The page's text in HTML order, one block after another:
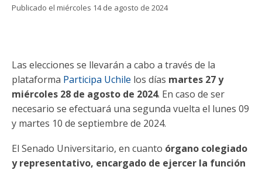
Estudiantes
Académicas/os
Publicado el miércoles 14 de agosto de 2024
Las elecciones se llevarán a cabo a través de la
plataforma Participa Uchile los días martes 27 y
miércoles 28 de agosto de 2024. En caso de ser
necesario se efectuará una segunda vuelta el lunes 09
y martes 10 de septiembre de 2024.
El Senado Universitario, en cuanto órgano colegiado
y representativo, encargado de ejercer la función